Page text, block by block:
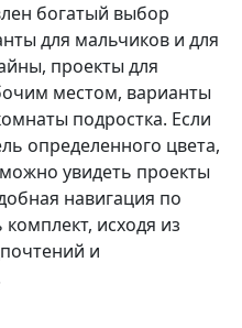
богатый выбор
для мальчиков и для
проекты для
местом, варианты
подростка. Если
определенного цвета,
увидеть проекты
навигация по
исходя из
и